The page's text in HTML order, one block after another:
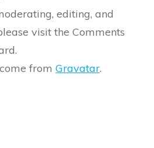
editing, and
visit the Comments
from Gravatar.